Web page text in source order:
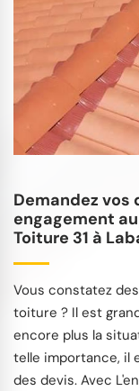
Demandez
engagement
Toiture 31 à
Vous constatez
toiture ? Il est
encore plus la
telle importance, il
des devis. Avec